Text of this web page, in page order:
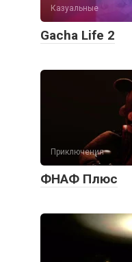
Казуальные
Gacha Life 2
Приключения
ФНАФ Плюс